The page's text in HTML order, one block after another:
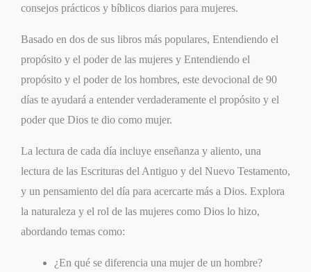
consejos prácticos y bíblicos diarios para mujeres.
Basado en dos de sus libros más populares, Entendiendo el
propósito y el poder de las mujeres y Entendiendo el
propósito y el poder de los hombres, este devocional de 90
días te ayudará a entender verdaderamente el propósito y el
poder que Dios te dio como mujer.
La lectura de cada día incluye enseñanza y aliento, una
lectura de las Escrituras del Antiguo y del Nuevo Testamento,
y un pensamiento del día para acercarte más a Dios. Explora
la naturaleza y el rol de las mujeres como Dios lo hizo,
abordando temas como:
¿En qué se diferencia una mujer de un hombre?